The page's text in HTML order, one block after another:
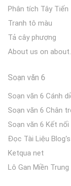
Phân tích Tây Tiến
Tranh tô màu
Tả cây phượng
About us on
Soạn văn 6
Soạn văn 6 Cánh
Soạn văn 6 Chân
Soạn văn 6 Kết nối
Đọc Tài Liệu Blog's
Ketqua net
Lô Gan Miền Trung